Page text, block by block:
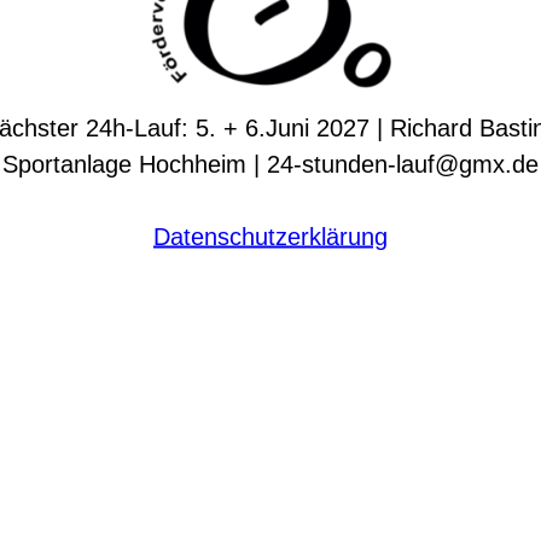
24h-Lauf: 5. + 6.Juni 2027 | Richard
Sportanlage Hochheim | 24-stunden-lauf@gmx.de
Datenschutzerklärung